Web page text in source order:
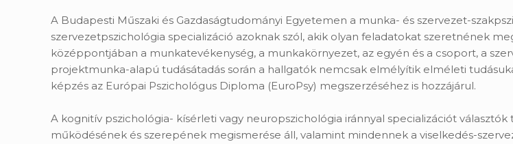
A Budapesti Műszaki és Gazdaságtudományi Egyetemen a munka- és szervezet-
szervezetpszichológia specializáció azoknak szól, akik olyan feladatokat szeretnének
középpontjában a munkatevékenység, a munkakörnyezet, az egyén és a csoport, a
projektmunka-alapú tudásátadás során a hallgatók nemcsak elmélyítik elméleti
képzés az Európai Pszichológus Diploma (EuroPsy) megszerzéséhez is hozzájárul.
A kognitív pszichológia- kísérleti vagy neuropszichológia iránnyal specializációt
működésének és szerepének megismerése áll, valamint mindennek a viselkedés-